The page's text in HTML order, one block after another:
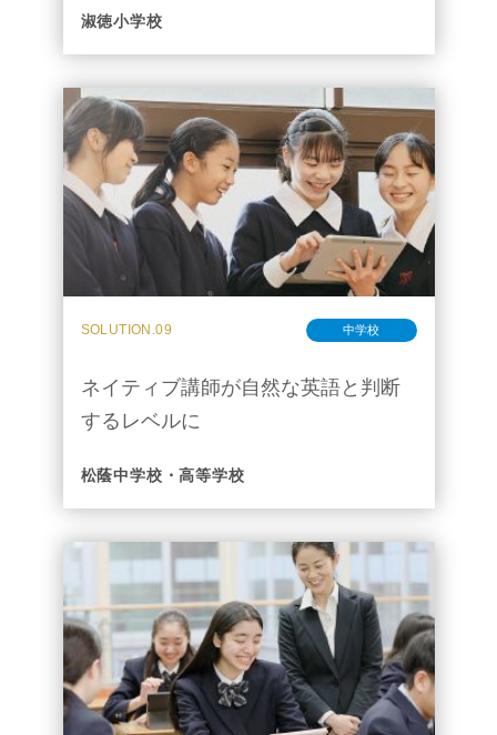
淑徳小学校
SOLUTION.09 中学校
ネイティブ講師が自然な英語と判断
するレベルに
松蔭中学校・高等学校